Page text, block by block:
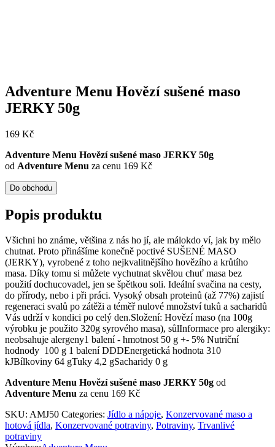
Adventure Menu Hovězí sušené maso
JERKY 50g
169 Kč
Adventure Menu Hovězí sušené maso JERKY 50g
od Adventure Menu za cenu 169 Kč
Do obchodu
Popis produktu
Všichni ho známe, většina z nás ho jí, ale málokdo ví, jak by mělo
chutnat. Proto přinášíme konečně poctivé SUŠENÉ MASO
(JERKY), vyrobené z toho nejkvalitnějšího hovězího a krůtího
masa. Díky tomu si můžete vychutnat skvělou chuť masa bez
použití dochucovadel, jen se špětkou soli. Ideální svačina na cesty,
do přírody, nebo i při práci. Vysoký obsah proteinů (až 77%) zajistí
regeneraci svalů po zátěži a téměř nulové množství tuků a sacharidů
Vás udrží v kondici po celý den.Složení: Hovězí maso (na 100g
výrobku je použito 320g syrového masa), sůlInformace pro alergiky:
neobsahuje alergeny1 balení - hmotnost 50 g +- 5% Nutriční
hodnody 100 g 1 balení DDDEnergetická hodnota 310
kJBílkoviny 64 gTuky 4,2 gSacharidy 0 g
Adventure Menu Hovězí sušené maso JERKY 50g od
Adventure Menu za cenu 169 Kč
SKU: AMJ50 Categories: Jídlo a nápoje, Konzervované maso a
hotová jídla, Konzervované potraviny, Potraviny, Trvanlivé
potraviny